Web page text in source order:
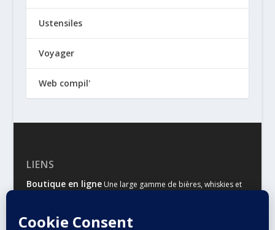
Ustensiles
Voyager
Web compil'
LIENS
Boutique en ligneUne large gamme de bières, whiskies et
Malts & HoublonsLe site d’information des amateurs de